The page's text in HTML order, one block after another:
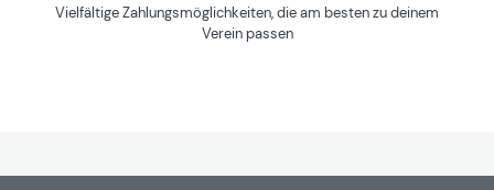
Vielfältige Zahlungsmöglichkeiten, die am besten zu deinem
Verein passen